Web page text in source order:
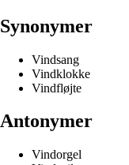
Synonymer
Vindsang
Vindklokke
Vindfløjte
Antonymer
Vindorgel